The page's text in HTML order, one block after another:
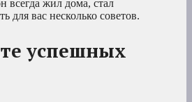
всегда жил дома, стал
для вас несколько советов.
успешных